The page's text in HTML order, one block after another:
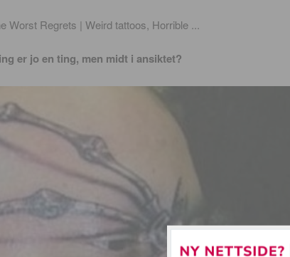
er jo en ting, men midt i ansiktet?